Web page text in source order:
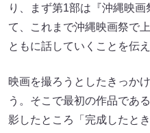
り、まず第1部は『沖縄映
て、これまで沖縄映画祭で
ともに話していくことを伝え
映画を撮ろうとしたきっか
う。そこで最初の作品であ
影したところ「完成したと